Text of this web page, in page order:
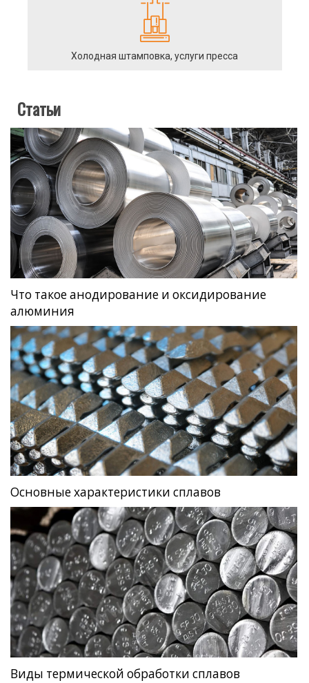
Холодная штамповка, услуги пресса
Статьи
Что такое анодирование и оксидирование
алюминия
Основные характеристики сплавов
Виды термической обработки сплавов